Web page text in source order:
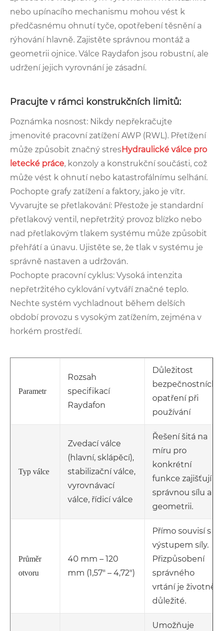
nebo upínacího mechanismu mohou vést k
předčasnému ohnutí tyče, opotřebení těsnění a
rýhování hlavně. Zajistěte správnou montáž a
geometrii ojnice. Válce Raydafon jsou robustní, ale
udržení jejich vyrovnání je zásadní.
Pracujte v rámci konstrukčních limitů:
Poznámka nosnost: Nikdy nepřekračujte
jmenovité pracovní zatížení AWP (RWL). Přetížení
může způsobit značný stresHydraulické válce pro
letecké práce, konzoly a konstrukční součásti, což
může vést k ohnutí nebo katastrofálnímu selhání.
Pochopte grafy zatížení a faktory, jako je vítr.
Vyvarujte se přetlakování: Přestože je standardní
přetlakový ventil, nepřetržitý provoz blízko nebo
nad přetlakovým tlakem systému může způsobit
přehřátí a únavu. Ujistěte se, že tlak v systému je
správně nastaven a udržován.
Pochopte pracovní cyklus: Vysoká intenzita
nepřetržitého cyklování vytváří značné teplo.
Nechte systém vychladnout během delších
období provozu s vysokým zatížením, zejména v
horkém prostředí.
Parametr
Rozsah
specifikací
Raydafon
Důležitost
bezpečnostních
opatření při
používání
Typ válce
Zvedací válce
(hlavní, sklápěcí),
stabilizační válce,
vyrovnávací
válce, řídicí válce
Řešení šitá na
míru pro
konkrétní
funkce zajišťují
správnou sílu a
geometrii.
Průměr
otvoru
40 mm – 120
mm (1,57" – 4,72")
Přímo souvisí s
výstupem síly.
Přizpůsobení
správného
vrtání je životně
důležité.
Umožňuje